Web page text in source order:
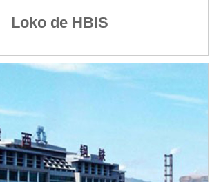
Loko de HBIS